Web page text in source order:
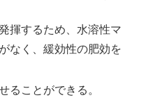
揮するため、水溶性マ
なく、緩効性の肥効を
ることができる。